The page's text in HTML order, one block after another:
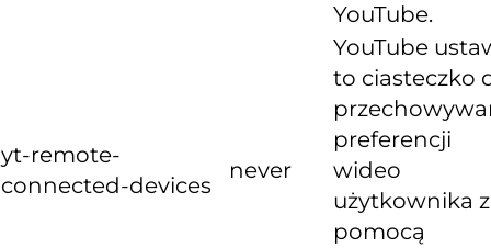
YouTube.
yt-remote-
connected-devices
never
YouTube
to ciasteczko
preferencji
wideo
użytkownika
pomocą